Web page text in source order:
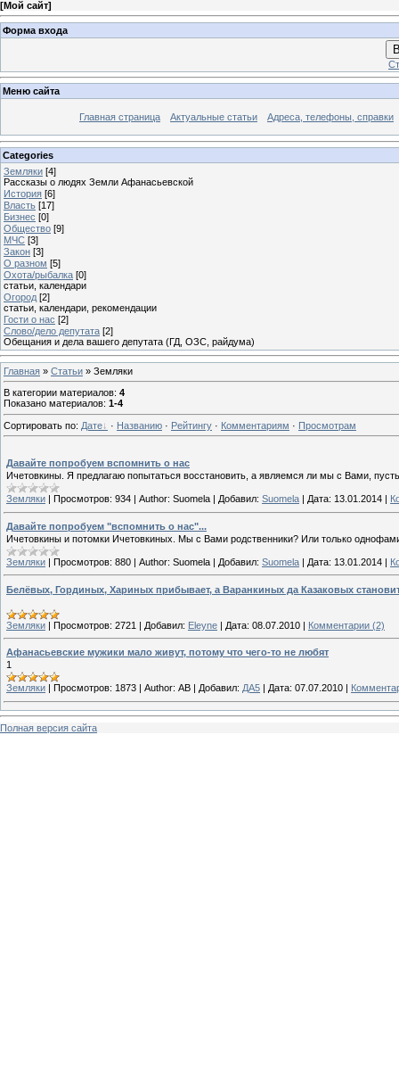
[Мой сайт]
Форма входа
Меню сайта
Главная страница Актуальные статьи Адреса, телефоны, справки
Categories
Земляки [4]
Рассказы о людях Земли Афанасьевской
История [6]
Власть [17]
Бизнес [0]
Общество [9]
МЧС [3]
Закон [3]
О разном [5]
Охота/рыбалка [0]
статьи, календари
Огород [2]
статьи, календари, рекомендации
Гости о нас [2]
Слово/дело депутата [2]
Обещания и дела вашего депутата (ГД, ОЗС, райдума)
Главная » Статьи » Земляки
В категории материалов: 4
Показано материалов: 1-4
Сортировать по: Дате · Названию · Рейтингу · Комментариям · Просмотрам
Давайте попробуем вспомнить о нас
Ичетовкины. Я предлагаю попытаться восстановить, а являемся ли мы с Вами,
Земляки Просмотров: 934 Author: Suomela Добавил: Suomela Дата: 13.01.2014
Давайте попробуем "вспомнить о нас"...
Ичетовкины и потомки Ичетовкиных. Мы с Вами родственники? Или только
Земляки | Просмотров: 880 | Author: Suomela | Добавил: Suomela | Дата: 13.01.2014 |
Белёвых, Гординых, Хариных прибывает, а Варанкиных да Казаковых
Земляки | Просмотров: 2721 | Добавил: Eleyne | Дата: 08.07.2010 | Комментарии (2)
Афанасьевские мужики мало живут, потому что чего-то не любят
1
Земляки Просмотров: 1873 Author: АВ Добавил: ДА5 Дата: 07.07.2010
Полная версия сайта